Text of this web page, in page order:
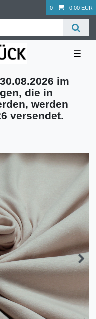
0 0,00 EUR
☰
im
die in
werden
versendet.